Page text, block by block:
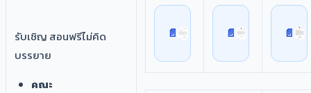
รับเชิญ สอนฟรีไม่คิด
บรรยาย
คณะ